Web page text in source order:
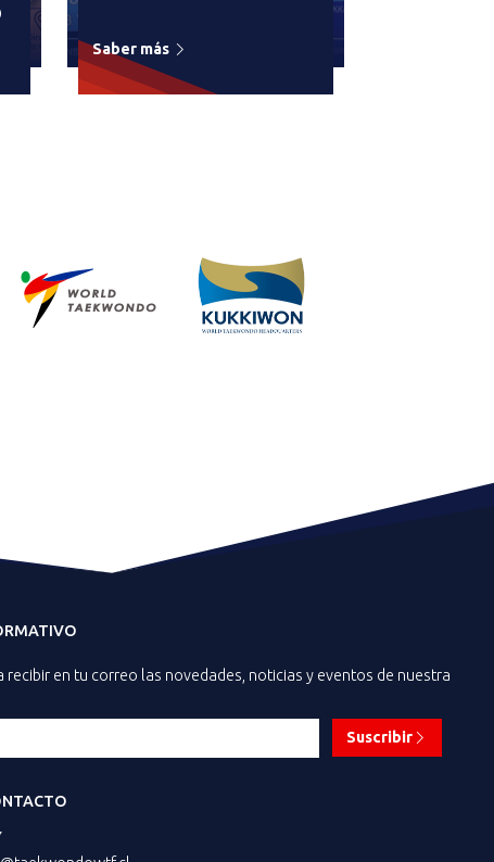
Saber más
recibir en tu correo las novedades, noticias y eventos de nuestra
Suscribir